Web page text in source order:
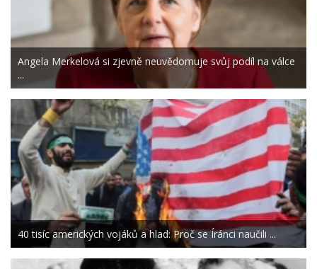
Angela Merkelová si zjevně neuvědomuje svůj podíl na válce
...
40 tisíc amerických vojáků a hlad: Proč se Íránci naučili ...